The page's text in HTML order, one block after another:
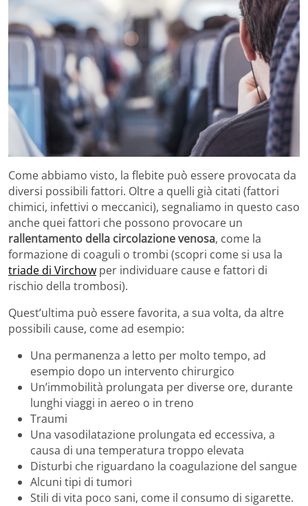
Come abbiamo visto, la flebite può essere provocata da
diversi possibili fattori. Oltre a quelli già citati (fattori
chimici, infettivi o meccanici), segnaliamo in questo caso
anche quei fattori che possono provocare un
rallentamento della circolazione venosa, come la
formazione di coaguli o trombi (scopri come si usa la
triade di Virchow per individuare cause e fattori di
rischio della trombosi).
Quest’ultima può essere favorita, a sua volta, da altre
possibili cause, come ad esempio:
Una permanenza a letto per molto tempo, ad
esempio dopo un intervento chirurgico
Un’immobilità prolungata per diverse ore, durante
lunghi viaggi in aereo o in treno
Traumi
Una vasodilatazione prolungata ed eccessiva, a
causa di una temperatura troppo elevata
Disturbi che riguardano la coagulazione del sangue
Alcuni tipi di tumori
Stili di vita poco sani, come il consumo di sigarette.